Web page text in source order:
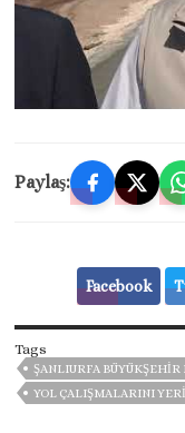
Paylaş:
Facebook
Tags
ŞANLIURFA
YOL ÇALIŞMALARINI